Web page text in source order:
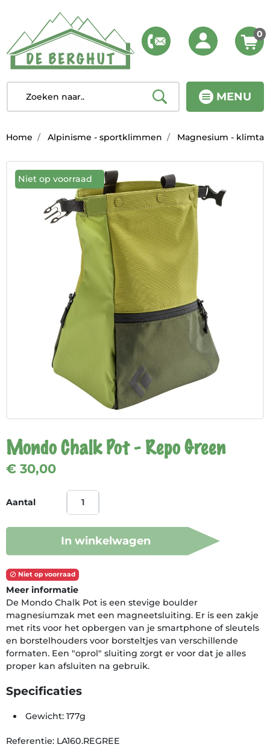
MENU
0
Home Alpinisme - sportklimmen Magnesium -
Niet op voorraad
Mondo Chalk Pot - Repo Green
€ 30,00
Aantal
In winkelwagen
 Niet op voorraad
Meer informatie
De Mondo Chalk Pot is een stevige boulder
magnesiumzak met een magneetsluiting. Er is een zakje
met rits voor het opbergen van je smartphone of sleutels
en borstelhouders voor borsteltjes van verschillende
formaten. Een "oprol" sluiting zorgt er voor dat je alles
proper kan afsluiten na gebruik.
Specificaties
Gewicht: 177g
Referentie: LA160.REGREE